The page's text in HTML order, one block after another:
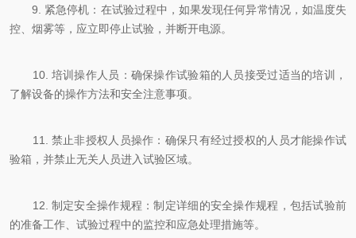
9. 紧急停机：在试验过程中，如果发现任何异常情况，如温度失
控、烟雾等，应立即停止试验，并断开电源。
10. 培训操作人员：确保操作试验箱的人员接受过适当的培训，
了解设备的操作方法和安全注意事项。
11. 禁止非授权人员操作：确保只有经过授权的人员才能操作试
验箱，并禁止无关人员进入试验区域。
12. 制定安全操作规程：制定详细的安全操作规程，包括试验前
的准备工作、试验过程中的监控和应急处理措施等。